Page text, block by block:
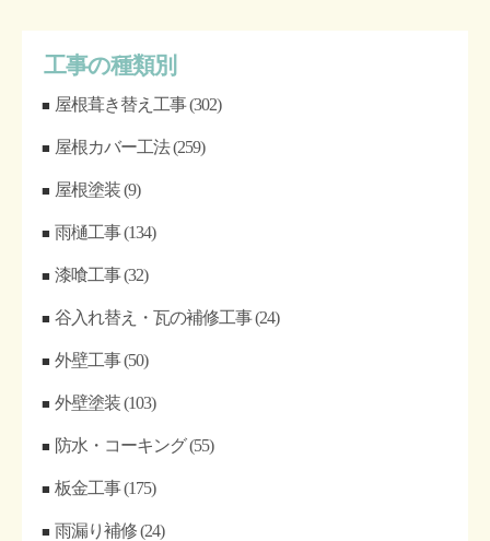
工事の種類別
屋根葺き替え工事(302)
屋根カバー工法(259)
屋根塗装(9)
雨樋工事(134)
漆喰工事(32)
谷入れ替え・瓦の補修工事(24)
外壁工事(50)
外壁塗装(103)
防水・コーキング(55)
板金工事(175)
雨漏り補修(24)